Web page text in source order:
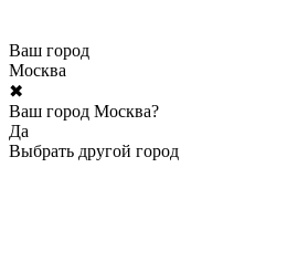
Ваш город
Москва
✖
Ваш город Москва?
Да
Выбрать другой город